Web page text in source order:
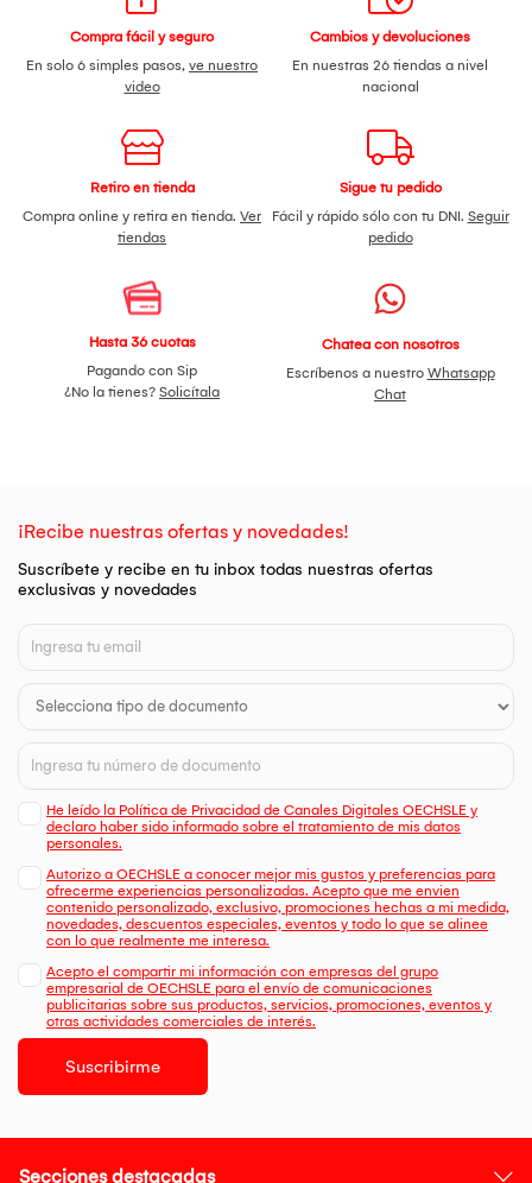
piense más y adquiéralo Aquí!
Compra fácil y seguro
En solo 6 simples pasos, ve nuestro
video
Cambios y devoluciones
En nuestras 26 tiendas a nivel
nacional
Retiro en tienda
Compra online y retira en tienda. Ver
tiendas
Sigue tu pedido
Fácil y rápido sólo con tu DNI. Seguir
pedido
Hasta 36 cuotas
Pagando con Sip
¿No la tienes? Solicítala
Chatea con nosotros
Escríbenos a nuestro Whatsapp
Chat
¡Recibe nuestras ofertas y novedades!
Suscríbete y recibe en tu inbox todas nuestras ofertas
exclusivas y novedades
He leído la Política de Privacidad de Canales Digitales OECHSLE y
declaro haber sido informado sobre el tratamiento de mis datos
personales.
Autorizo a OECHSLE a conocer mejor mis gustos y preferencias para
ofrecerme experiencias personalizadas. Acepto que me envien
contenido personalizado, exclusivo, promociones hechas a mi medida,
novedades, descuentos especiales, eventos y todo lo que se alinee
con lo que realmente me interesa.
Acepto el compartir mi información con empresas del grupo
empresarial de OECHSLE para el envío de comunicaciones
publicitarias sobre sus productos, servicios, promociones, eventos y
otras actividades comerciales de interés.
Suscribirme
Secciones destacadas